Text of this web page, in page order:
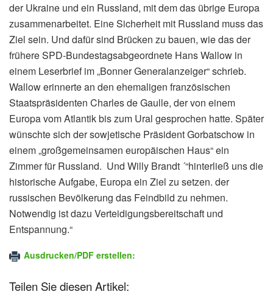
der Ukraine und ein Russland, mit dem das übrige Europa
zusammenarbeitet. Eine Sicherheit mit Russland muss das
Ziel sein. Und dafür sind Brücken zu bauen, wie das der
frühere SPD-Bundestagsabgeordnete Hans Wallow in
einem Leserbrief im „Bonner Generalanzeiger“ schrieb.
Wallow erinnerte an den ehemaligen französischen
Staatspräsidenten Charles de Gaulle, der von einem
Europa vom Atlantik bis zum Ural gesprochen hatte. Später
wünschte sich der sowjetische Präsident Gorbatschow in
einem „großgemeinsamen europäischen Haus“ ein
Zimmer für Russland. Und Willy Brandt ´“hinterließ uns die
historische Aufgabe, Europa ein Ziel zu setzen. der
russischen Bevölkerung das Feindbild zu nehmen.
Notwendig ist dazu Verteidigungsbereitschaft und
Entspannung.“
Ausdrucken/PDF erstellen:
Teilen Sie diesen Artikel: